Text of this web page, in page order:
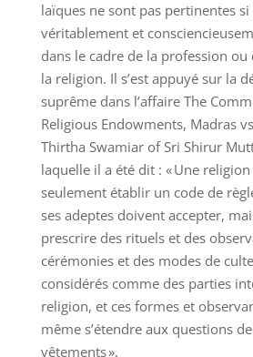
laïques ne sont pas pertinentes
véritablement et
dans le cadre de la profession
la religion. Il s’est appuyé sur la
suprême dans l’affaire The
Religious Endowments, Madras
Thirtha Swamiar of Sri Shirur
laquelle il a été dit : « Une
seulement établir un code de
ses adeptes doivent accepter,
prescrire des rituels et des
cérémonies et des modes de
considérés comme des parties
religion, et ces formes et
même s’étendre aux questions
vêtements ».